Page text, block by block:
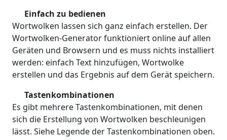
Einfach zu bedienen
Wortwolken lassen sich ganz einfach erstellen. Der
Wortwolken-Generator funktioniert online auf allen
Geräten und Browsern und es muss nichts installiert
werden: einfach Text hinzufügen, Wortwolke
erstellen und das Ergebnis auf dem Gerät speichern.
Tastenkombinationen
Es gibt mehrere Tastenkombinationen, mit denen
sich die Erstellung von Wortwolken beschleunigen
lässt. Siehe Legende der Tastenkombinationen oben.